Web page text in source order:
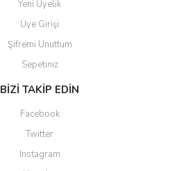
Yeni Üyelik
Üye Girişi
Şifremi Unuttum
Sepetiniz
BİZİ TAKİP EDİN
Facebook
Twitter
Instagram